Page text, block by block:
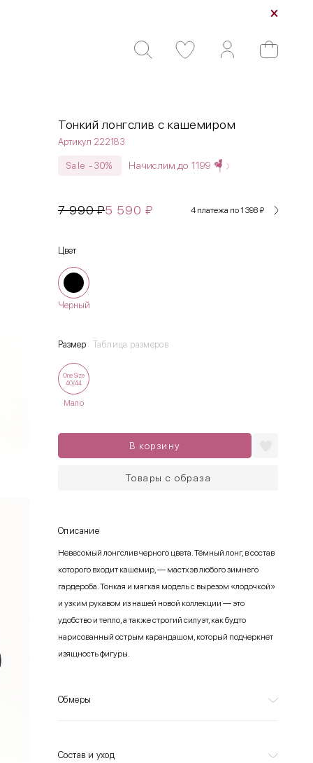
Тонкий лонгслив с кашемиром
Артикул 222183
Sale -30% Начислим до 1199
7 990₽5 590 ₽ 4 платежа по 1 398 ₽
Цвет
Черный
Размер Таблица размеров
One Size
40/44
Мало
В корзину
Товары с образа
Описание
Невесомый лонгслив черного цвета. Тёмный лонг, в состав
которого входит кашемир, — мастхэв любого зимнего
гардероба. Тонкая и мягкая модель с вырезом «лодочкой»
и узким рукавом из нашей новой коллекции — это
удобство и тепло, а также строгий силуэт, как будто
нарисованный острым карандашом, который подчеркнет
изящность фигуры.
Обмеры
Состав и уход